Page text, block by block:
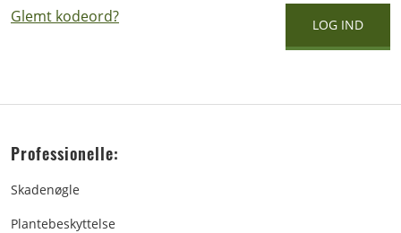
Glemt kodeord?
Professionelle:
Skadenøgle
Plantebeskyttelse